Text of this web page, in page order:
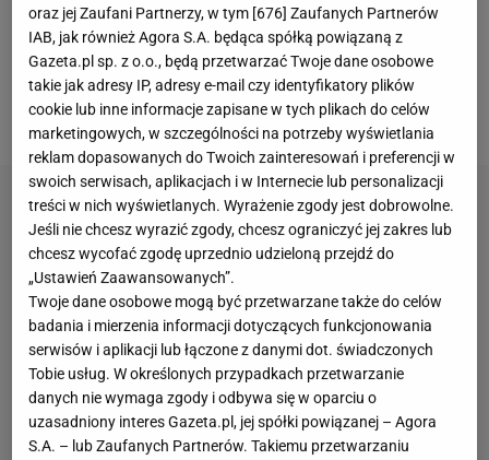
W sobotnim konkursie drużynowym wygrała Austria.
Niemcy zajęli drugie miejsca, a Polska została
sklasyfikowana na trzeciej pozycji. Biało-czerwoni
przegrali drugie miejsce o 0,5 punktu.
oraz jej Zaufani Partnerzy, w tym [676] Zaufanych Partnerów
IAB, jak również Agora S.A. będąca spółką powiązaną z
Gazeta.pl sp. z o.o., będą przetwarzać Twoje dane osobowe
takie jak adresy IP, adresy e-mail czy identyfikatory plików
cookie lub inne informacje zapisane w tych plikach do celów
marketingowych, w szczególności na potrzeby wyświetlania
reklam dopasowanych do Twoich zainteresowań i preferencji w
swoich serwisach, aplikacjach i w Internecie lub personalizacji
treści w nich wyświetlanych. Wyrażenie zgody jest dobrowolne.
Jeśli nie chcesz wyrazić zgody, chcesz ograniczyć jej zakres lub
chcesz wycofać zgodę uprzednio udzieloną przejdź do
„Ustawień Zaawansowanych”.
Twoje dane osobowe mogą być przetwarzane także do celów
badania i mierzenia informacji dotyczących funkcjonowania
serwisów i aplikacji lub łączone z danymi dot. świadczonych
Tobie usług. W określonych przypadkach przetwarzanie
danych nie wymaga zgody i odbywa się w oparciu o
uzasadniony interes Gazeta.pl, jej spółki powiązanej – Agora
S.A. – lub Zaufanych Partnerów. Takiemu przetwarzaniu